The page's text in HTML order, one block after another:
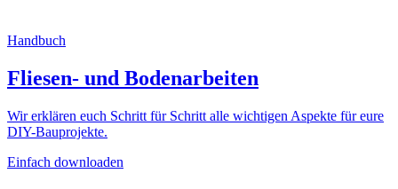
Handbuch
Fliesen- und Bodenarbeiten
Wir erklären euch Schritt für Schritt alle wichtigen Aspekte für eure
DIY-Bauprojekte.
Einfach downloaden